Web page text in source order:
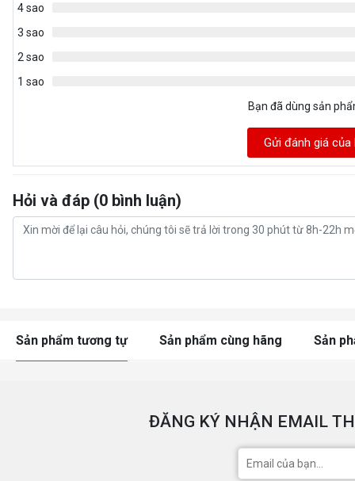
4 sao
3 sao
2 sao
1 sao
Bạn đã dùng sản
Gửi đánh giá của
Hỏi và đáp (0 bình luận)
Sản phẩm tương tự Sản phẩm cùng hãng Sản
ĐĂNG KÝ NHẬN EMAIL